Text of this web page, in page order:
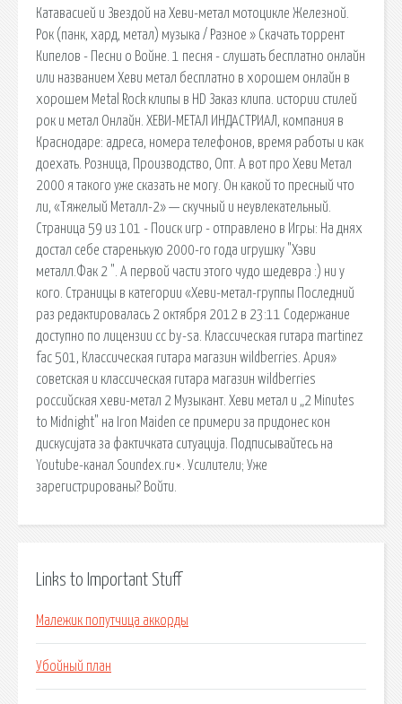
Катавасией и Звездой на Хеви-метал мотоцикле Железной.
Рок (панк, хард, метал) музыка / Разное » Скачать торрент
Кипелов - Песни о Войне. 1 песня - слушать бесплатно онлайн
или названием Хеви метал бесплатно в хорошем онлайн в
хорошем Metal Rock клипы в HD Заказ клипа. истории стилей
рок и метал Онлайн. ХЕВИ-МЕТАЛ ИНДАСТРИАЛ, компания в
Краснодаре: адреса, номера телефонов, время работы и как
доехать. Розница, Производство, Опт. А вот про Хеви Метал
2000 я такого уже сказать не могу. Он какой то пресный что
ли, «Тяжелый Металл-2» — скучный и неувлекательный.
Страница 59 из 101 - Поиск игр - отправлено в Игры: На днях
достал себе старенькую 2000-го года игрушку "Хэви
металл.Фак 2 ". А первой части этого чудо шедевра :) ни у
кого. Страницы в категории «Хеви-метал-группы Последний
раз редактировалась 2 октября 2012 в 23:11 Содержание
доступно по лицензии cc by-sa. Классическая гитара martinez
fac 501, Классическая гитара магазин wildberries. Ария»
советская и классическая гитара магазин wildberries
российская хеви-метал 2 Музыкант. Хеви метал и „2 Minutes
to Midnight" на Iron Maiden се примери за придонес кон
дискусијата за фактичката ситуација. Подписывайтесь на
Youtube-канал Soundex.ru×. Усилители; Уже
зарегистрированы? Войти.
Links to Important Stuff
Малежик попутчица аккорды
Убойный план